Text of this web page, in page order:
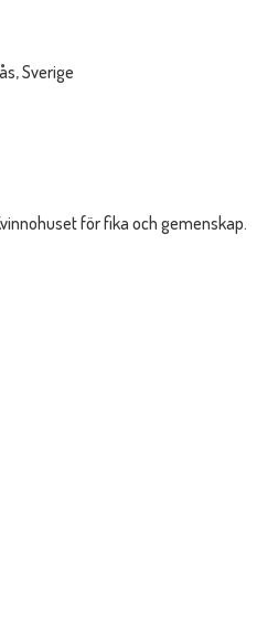
Sverige
för fika och gemenskap.